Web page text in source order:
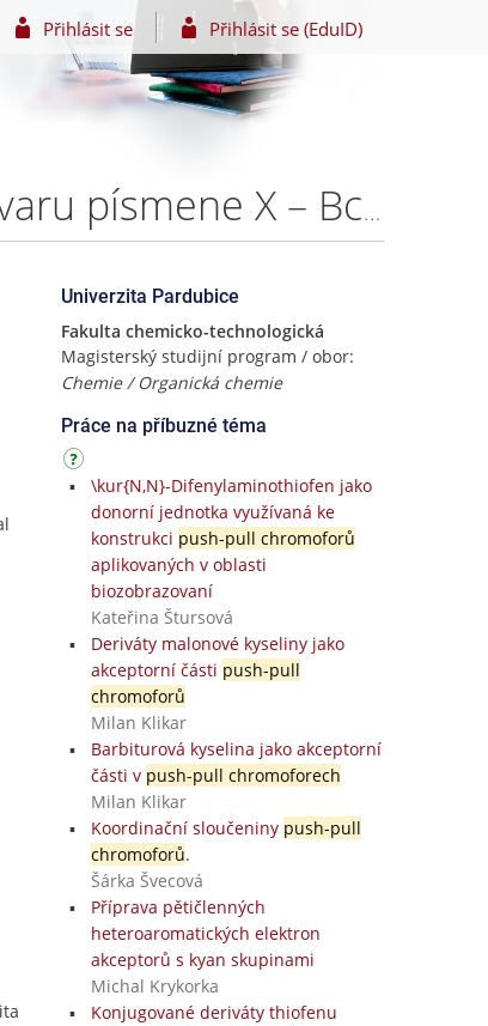
Přihlásit se Přihlásit se (EduID)
Organické chromofory s vnitřním přenosem náboje ve tvaru písmene X – Bc. Lenka Dokládalová
Univerzita Pardubice
Fakulta chemicko-technologická
Magisterský studijní program / obor:
Chemie / Organická chemie
Práce na příbuzné téma
\kur{N,N}-Difenylaminothiofen jako
donorní jednotka využívaná ke
konstrukci push-pull chromoforů
aplikovaných v oblasti
biozobrazovaní
Kateřina Štursová
Deriváty malonové kyseliny jako
akceptorní části push-pull
chromoforů
Milan Klikar
Barbiturová kyselina jako akceptorní
části v push-pull chromoforech
Milan Klikar
Koordinační sloučeniny push-pull
chromoforů.
Šárka Švecová
Příprava pětičlenných
heteroaromatických elektron
akceptorů s kyan skupinami
Michal Krykorka
Konjugované deriváty thiofenu